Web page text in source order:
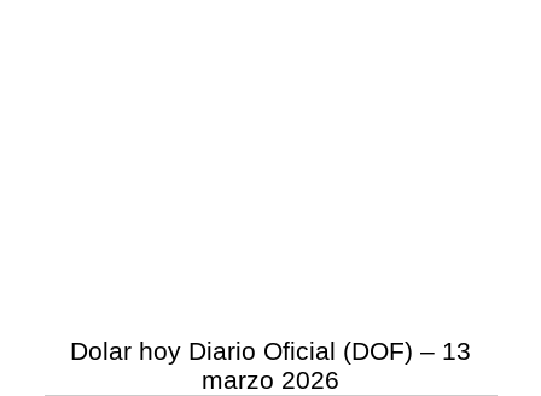
Dolar hoy Diario Oficial (DOF) – 13
marzo 2026